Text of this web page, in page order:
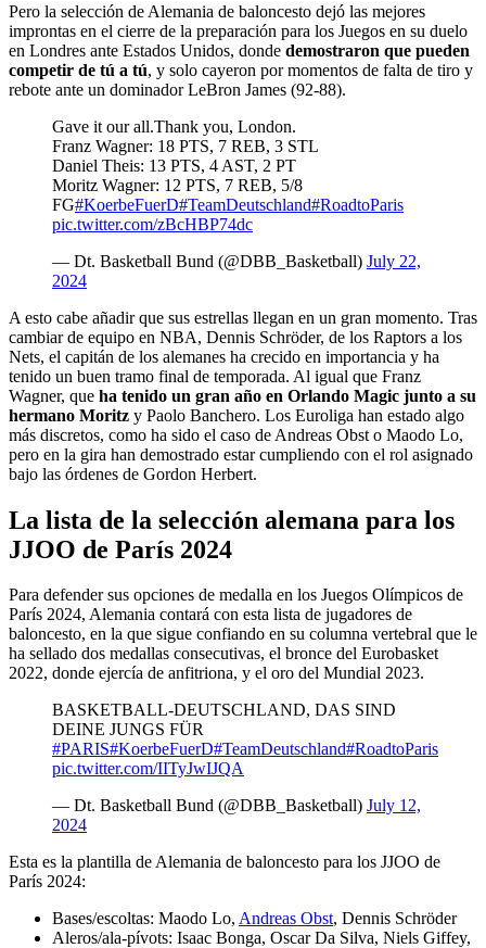
Pero la selección de Alemania de baloncesto dejó las mejores
improntas en el cierre de la preparación para los Juegos en su duelo
en Londres ante Estados Unidos, donde demostraron que pueden
competir de tú a tú, y solo cayeron por momentos de falta de tiro y
rebote ante un dominador LeBron James (92-88).
Gave it our all.Thank you, London.
Franz Wagner: 18 PTS, 7 REB, 3 STL
Daniel Theis: 13 PTS, 4 AST, 2 PT
Moritz Wagner: 12 PTS, 7 REB, 5/8
FG#KoerbeFuerD#TeamDeutschland#RoadtoParis
pic.twitter.com/zBcHBP74dc
— Dt. Basketball Bund (@DBB_Basketball) July 22,
2024
A esto cabe añadir que sus estrellas llegan en un gran momento. Tras
cambiar de equipo en NBA, Dennis Schröder, de los Raptors a los
Nets, el capitán de los alemanes ha crecido en importancia y ha
tenido un buen tramo final de temporada. Al igual que Franz
Wagner, que ha tenido un gran año en Orlando Magic junto a su
hermano Moritz y Paolo Banchero. Los Euroliga han estado algo
más discretos, como ha sido el caso de Andreas Obst o Maodo Lo,
pero en la gira han demostrado estar cumpliendo con el rol asignado
bajo las órdenes de Gordon Herbert.
La lista de la selección alemana para los
JJOO de París 2024
Para defender sus opciones de medalla en los Juegos Olímpicos de
París 2024, Alemania contará con esta lista de jugadores de
baloncesto, en la que sigue confiando en su columna vertebral que le
ha sellado dos medallas consecutivas, el bronce del Eurobasket
2022, donde ejercía de anfitriona, y el oro del Mundial 2023.
BASKETBALL-DEUTSCHLAND, DAS SIND
DEINE JUNGS FÜR
#PARIS#KoerbeFuerD#TeamDeutschland#RoadtoParis
pic.twitter.com/IITyJwIJQA
— Dt. Basketball Bund (@DBB_Basketball) July 12,
2024
Esta es la plantilla de Alemania de baloncesto para los JJOO de
París 2024:
Bases/escoltas: Maodo Lo, Andreas Obst, Dennis Schröder
Aleros/ala-pívots: Isaac Bonga, Oscar Da Silva, Niels Giffey,